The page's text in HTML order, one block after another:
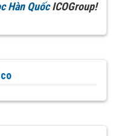
Hàn QuốcICOGroup!